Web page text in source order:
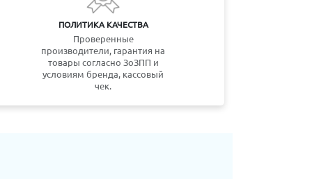
ПОЛИТИКА КАЧЕСТВА
Проверенные
производители, гарантия на
товары согласно ЗоЗПП и
условиям бренда, кассовый
чек.